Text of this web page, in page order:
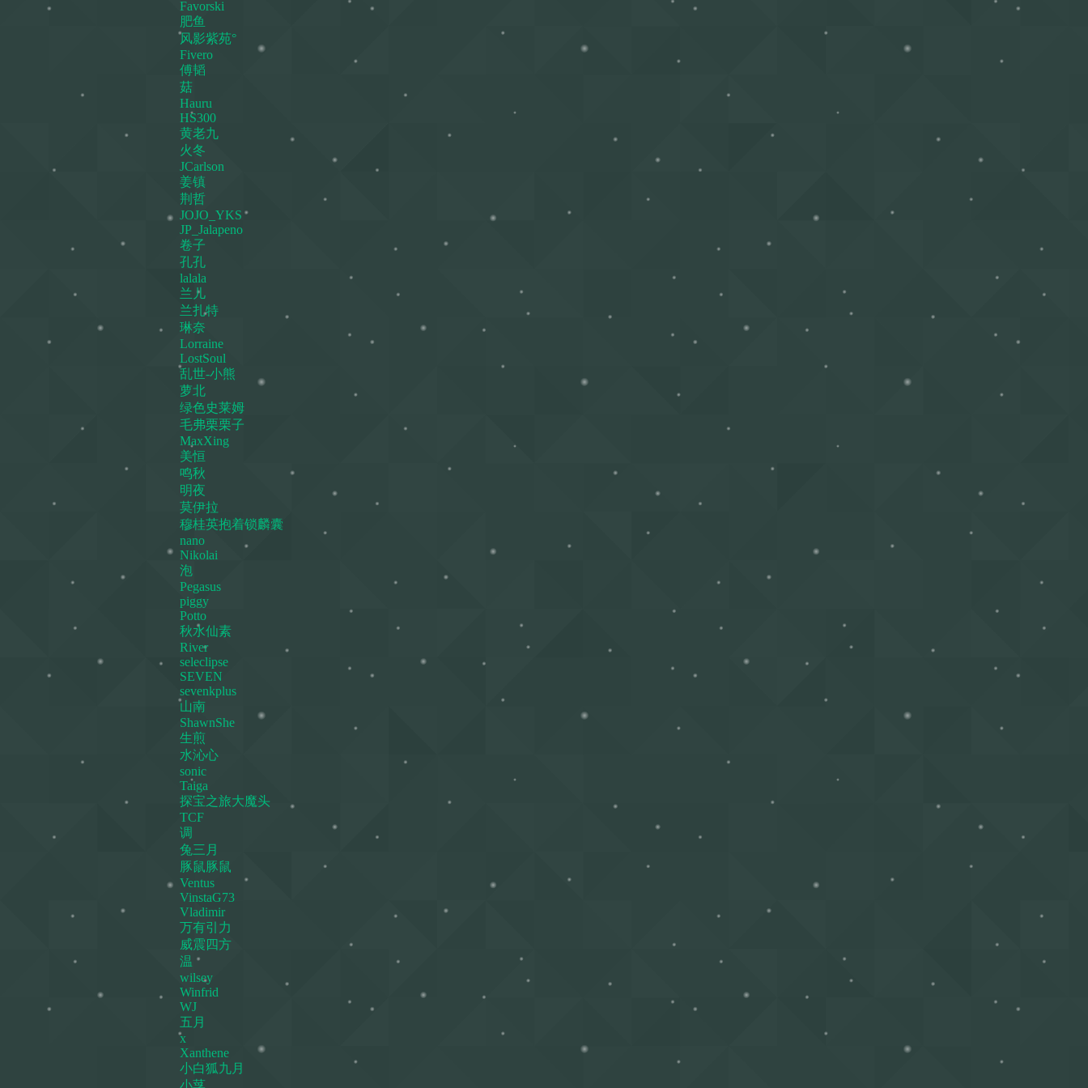
Favorski
肥鱼
风影紫苑°
Fivero
傅韬
菇
Hauru
HS300
黄老九
火冬
JCarlson
姜镇
荆哲
JOJO_YKS
JP_Jalapeno
卷子
孔孔
lalala
兰儿
兰扎特
琳奈
Lorraine
LostSoul
乱世-小熊
萝北
绿色史莱姆
毛弗栗栗子
MaxXing
美恒
鸣秋
明夜
莫伊拉
穆桂英抱着锁麟囊
nano
Nikolai
泡
Pegasus
piggy
Potto
秋水仙素
River
seleclipse
SEVEN
sevenkplus
山南
ShawnShe
生煎
水沁心
sonic
Taiga
探宝之旅大魔头
TCF
调
兔三月
豚鼠豚鼠
Ventus
VinstaG73
Vladimir
万有引力
威震四方
温
wilsey
Winfrid
WJ
五月
x
Xanthene
小白狐九月
小莩